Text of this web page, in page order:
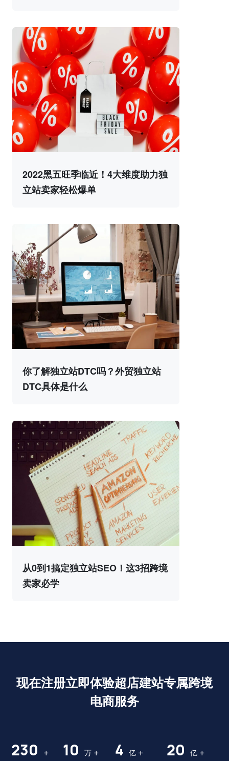
2022黑五旺季临近！4大维度助力独
立站卖家轻松爆单
你了解独立站DTC吗？外贸独立站
DTC具体是什么
从0到1搞定独立站SEO！这3招跨境
卖家必学
现在注册立即体验超店建站专属跨境
电商服务
230 + 10 万 + 4 亿 + 20 亿 +